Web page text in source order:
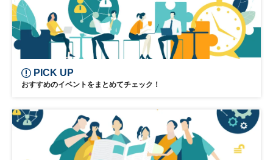
PICK UP
おすすめのイベントをまとめてチェック！